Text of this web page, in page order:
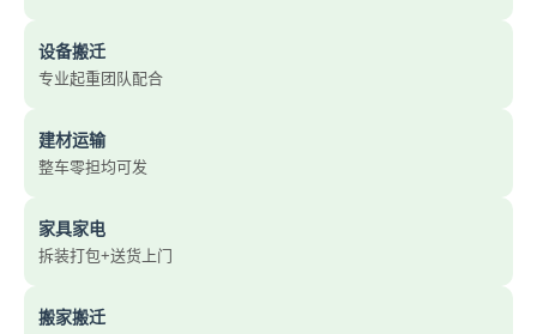
设备搬迁
专业起重团队配合
建材运输
整车零担均可发
家具家电
拆装打包+送货上门
搬家搬迁